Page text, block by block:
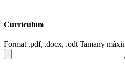
Currículum
Format .pdf, .docx, .odt Tamany